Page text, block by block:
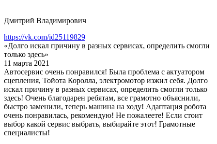
Дмитрий Владимирович
https://vk.com/id25119829
«Долго искал причину в разных сервисах, определить смогли
только здесь»
11 марта 2021
Автосервис очень понравился! Была проблема с актуатором
сцепления, Тойота Королла, электромотор изжил себя. Долго
искал причину в разных сервисах, определить смогли только
здесь! Очень благодарен ребятам, все грамотно объяснили,
быстро заменили, теперь машина на ходу! Адаптация робота
очень понравилась, рекомендую! Не пожалеете! Если стоит
выбор какой сервис выбрать, выбирайте этот! Грамотные
специалисты!